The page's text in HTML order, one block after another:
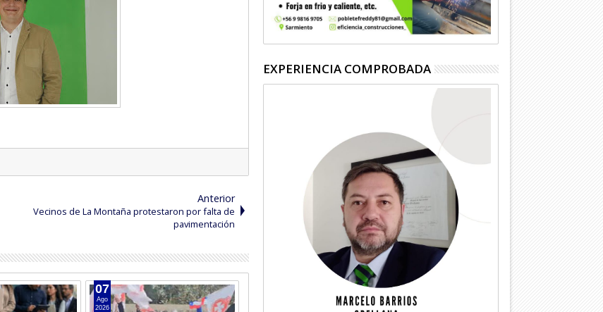
Anterior
Vecinos de La Montaña protestaron por falta de
pavimentación
07
Ago
2026
Ago
2026
EXPERIENCIA COMPROBADA